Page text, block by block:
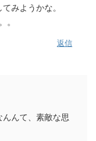
みようかな。
。
返信
んて、素敵な思